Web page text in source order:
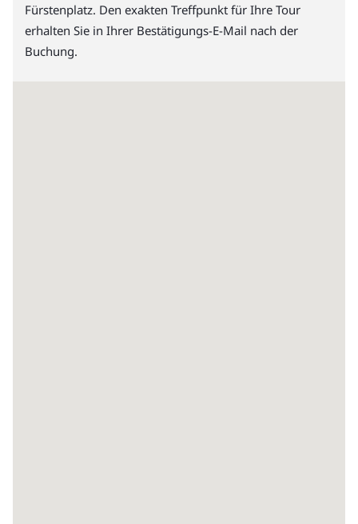
Fürstenplatz. Den exakten Treffpunkt für Ihre Tour
erhalten Sie in Ihrer Bestätigungs-E-Mail nach der
Buchung.